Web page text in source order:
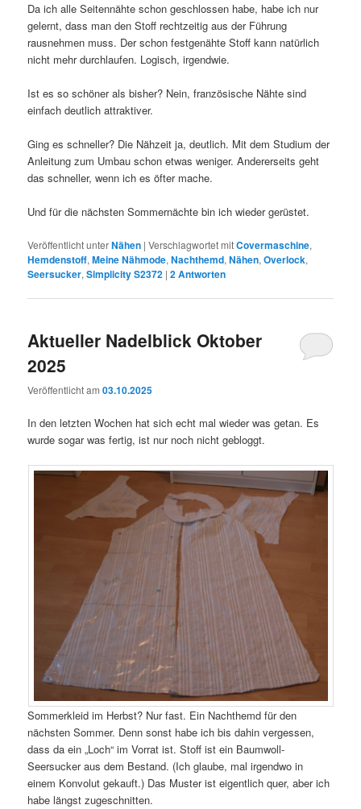
Da ich alle Seitennähte schon geschlossen habe, habe ich nur
gelernt, dass man den Stoff rechtzeitig aus der Führung
rausnehmen muss. Der schon festgenähte Stoff kann natürlich
nicht mehr durchlaufen. Logisch, irgendwie.
Ist es so schöner als bisher? Nein, französische Nähte sind
einfach deutlich attraktiver.
Ging es schneller? Die Nähzeit ja, deutlich. Mit dem Studium der
Anleitung zum Umbau schon etwas weniger. Andererseits geht
das schneller, wenn ich es öfter mache.
Und für die nächsten Sommernächte bin ich wieder gerüstet.
Veröffentlicht unterNähen |Verschlagwortet mitCovermaschine,
Hemdenstoff,Meine Nähmode,Nachthemd,Nähen,Overlock,
Seersucker,Simplicity S2372 |2Antworten
Aktueller Nadelblick Oktober
2025
Veröffentlicht am03.10.2025
In den letzten Wochen hat sich echt mal wieder was getan. Es
wurde sogar was fertig, ist nur noch nicht gebloggt.
Sommerkleid im Herbst? Nur fast. Ein Nachthemd für den
nächsten Sommer. Denn sonst habe ich bis dahin vergessen,
dass da ein „Loch“ im Vorrat ist. Stoff ist ein Baumwoll-
Seersucker aus dem Bestand. (Ich glaube, mal irgendwo in
einem Konvolut gekauft.) Das Muster ist eigentlich quer, aber ich
habe längst zugeschnitten.